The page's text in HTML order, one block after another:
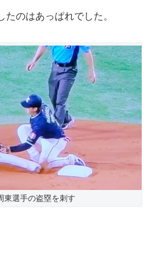
のはあっぱれでした。
東選手の盗塁を刺す